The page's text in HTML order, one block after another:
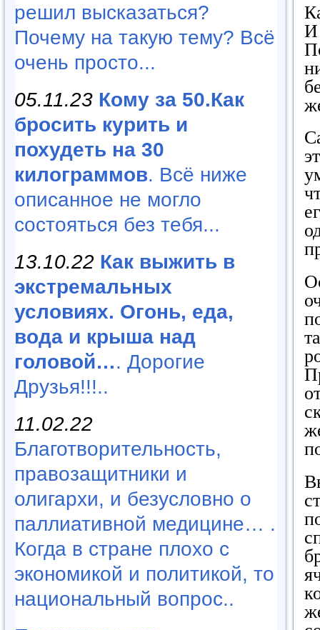
решил высказаться?
Почему на такую тему? Всё
очень просто...
05.11.23 Кому за 50.Как
бросить курить и
похудеть на 30
килограммов. Всё ниже
описанное не могло
состояться без тебя...
13.10.22 Как выжить в
экстремальных
условиях. Огонь, еда,
вода и крыша над
головой…. Дорогие
Друзья!!!..
11.02.22
Благотворительность,
правозащитники и
олигархи, и безусловно о
паллиативной медицине… .
Когда в стране плохо с
экономикой и политикой, то
национальный вопрос..
И